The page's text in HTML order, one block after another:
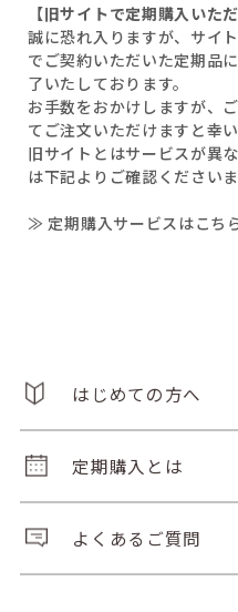
【旧サイトで定期購入いた
誠に恐れ入りますが、サイ
でご契約いただいた定期品
了いたしております。
お手数をおかけしますが、
てご注文いただけますと幸い
旧サイトとはサービスが異
は下記よりご確認くださいま
≫ 定期購入サービスはこち
はじめての方へ
定期購入とは
よくあるご質問